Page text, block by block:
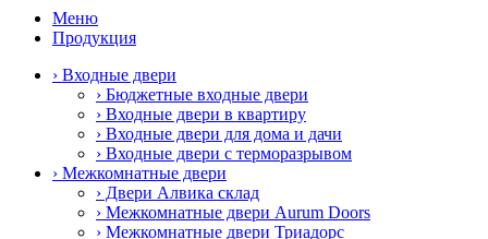
Меню
Продукция
› Входные двери
› Бюджетные входные двери
› Входные двери в квартиру
› Входные двери для дома и дачи
› Входные двери с терморазрывом
› Межкомнатные двери
› Двери Алвика склад
› Межкомнатные двери Aurum Doors
› Межкомнатные двери Триадорс